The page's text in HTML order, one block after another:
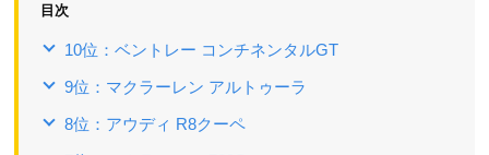
目次
10位：ベントレー コンチネンタルGT
9位：マクラーレン アルトゥーラ
8位：アウディ R8クーペ